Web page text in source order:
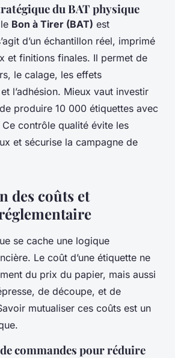
du BAT physique
Bon à Tirer (BAT) est
d’un échantillon réel, imprimé
et finitions finales. Il permet de
le calage, les effets
l’adhésion. Mieux vaut investir
produire 10 000 étiquettes avec
contrôle qualité évite les
et sécurise la campagne de
des coûts et
se cache une logique
Le coût d’une étiquette ne
du prix du papier, mais aussi
de découpe, et de
mutualiser ces coûts est un
commandes pour réduire